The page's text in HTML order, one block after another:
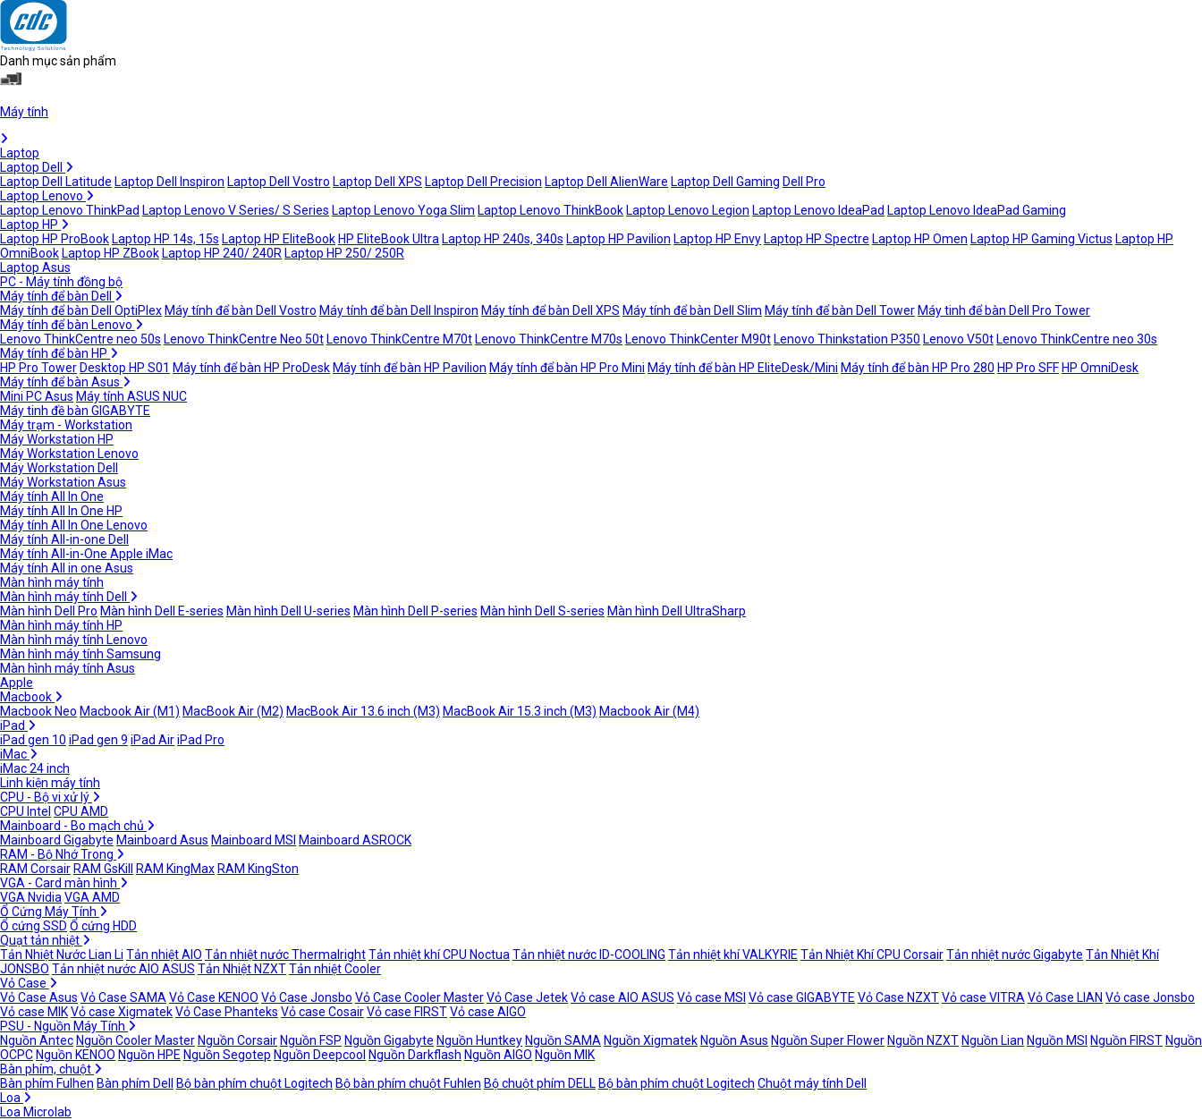
Danh mục sản phẩm
Máy tính
Laptop
Laptop Dell
Laptop Dell Latitude Laptop Dell Inspiron Laptop Dell Vostro Laptop Dell XPS Laptop Dell Precision Laptop Dell AlienWare Laptop Dell Gaming Dell Pro
Laptop Lenovo
Laptop Lenovo ThinkPad Laptop Lenovo V Series/ S Series Laptop Lenovo Yoga Slim Laptop Lenovo ThinkBook Laptop Lenovo Legion Laptop Lenovo IdeaPad Laptop Lenovo IdeaPad Gaming
Laptop HP
Laptop HP ProBook Laptop HP 14s, 15s Laptop HP EliteBook HP EliteBook Ultra Laptop HP 240s, 340s Laptop HP Pavilion Laptop HP Envy Laptop HP Spectre Laptop HP Omen Laptop HP Gaming Victus Laptop HP
OmniBook Laptop HP ZBook Laptop HP 240/ 240R Laptop HP 250/ 250R
Laptop Asus
PC - Máy tính đồng bộ
Máy tính để bàn Dell
Máy tính để bàn Dell OptiPlex Máy tính để bàn Dell Vostro Máy tính để bàn Dell Inspiron Máy tính để bàn Dell XPS Máy tính để bàn Dell Slim Máy tính để bàn Dell Tower Máy tinh để bàn Dell Pro Tower
Máy tính để bàn Lenovo
Lenovo ThinkCentre neo 50s Lenovo ThinkCentre Neo 50t Lenovo ThinkCentre M70t Lenovo ThinkCentre M70s Lenovo ThinkCenter M90t Lenovo Thinkstation P350 Lenovo V50t Lenovo ThinkCentre neo 30s
Máy tính để bàn HP
HP Pro Tower Desktop HP S01 Máy tính để bàn HP ProDesk Máy tính để bàn HP Pavilion Máy tính để bàn HP Pro Mini Máy tính để bàn HP EliteDesk/Mini Máy tính để bàn HP Pro 280 HP Pro SFF HP OmniDesk
Máy tính để bàn Asus
Mini PC Asus Máy tính ASUS NUC
Máy tinh đề bàn GIGABYTE
Máy trạm - Workstation
Máy Workstation HP
Máy Workstation Lenovo
Máy Workstation Dell
Máy Workstation Asus
Máy tính All In One
Máy tính All In One HP
Máy tính All In One Lenovo
Máy tính All-in-one Dell
Máy tính All-in-One Apple iMac
Máy tính All in one Asus
Màn hình máy tính
Màn hình máy tính Dell
Màn hình Dell Pro Màn hình Dell E-series Màn hình Dell U-series Màn hình Dell P-series Màn hình Dell S-series Màn hình Dell UltraSharp
Màn hình máy tính HP
Màn hình máy tính Lenovo
Màn hình máy tính Samsung
Màn hình máy tính Asus
Apple
Macbook
Macbook Neo Macbook Air (M1) MacBook Air (M2) MacBook Air 13.6 inch (M3) MacBook Air 15.3 inch (M3) Macbook Air (M4)
iPad
iPad gen 10 iPad gen 9 iPad AiriPad Pro
iMac
iMac 24 inch
Linh kiện máy tính
CPU - Bộ vi xử lý
CPU Intel CPU AMD
Mainboard - Bo mạch chủ
Mainboard Gigabyte Mainboard Asus Mainboard MSI Mainboard ASROCK
RAM - Bộ Nhớ Trong
RAM Corsair RAM GsKill RAM KingMax RAM KingSton
VGA - Card màn hình
VGA Nvidia VGA AMD
Ổ Cứng Máy Tính
Ổ cứng SSD Ổ cứng HDD
Quạt tản nhiệt
Tản Nhiệt Nước Lian Li Tản nhiệt AIO Tản nhiệt nước ThermalrightTản nhiệt khí CPU Noctua Tản nhiệt nước ID-COOLING Tản nhiệt khí VALKYRIE Tản Nhiệt Khí CPU CorsairTản nhiệt nước Gigabyte Tản Nhiệt Khí
JONSBO Tản nhiệt nước AIO ASUS Tản Nhiệt NZXTTản nhiệt Cooler
Vỏ Case
Vỏ Case Asus Vỏ Case SAMA Vỏ Case KENOO Vỏ Case Jonsbo Vỏ Case Cooler MasterVỏ Case JetekVỏ case AIO ASUS Vỏ case MSI Vỏ case GIGABYTE Vỏ Case NZXTVỏ case VITRA Vỏ Case LIAN Vỏ case Jonsbo
Vỏ case MIKVỏ case XigmatekVỏ Case Phanteks Vỏ case CosairVỏ case FIRSTVỏ case AIGO
PSU - Nguồn Máy Tính
Nguồn Antec Nguồn Cooler Master Nguồn Corsair Nguồn FSP Nguồn Gigabyte Nguồn Huntkey Nguồn SAMA Nguồn Xigmatek Nguồn Asus Nguồn Super Flower Nguồn NZXT Nguồn Lian Nguồn MSI Nguồn FIRST Nguồn
OCPC Nguồn KENOO Nguồn HPE Nguồn Segotep Nguồn Deepcool Nguồn Darkflash Nguồn AIGO Nguồn MIK
Bàn phím, chuột
Bàn phím Fulhen Bàn phím Dell Bộ bàn phím chuột Logitech Bộ bàn phím chuột Fuhlen Bộ chuột phím DELL Bộ bàn phím chuột Logitech Chuột máy tính Dell
Loa
Loa Microlab